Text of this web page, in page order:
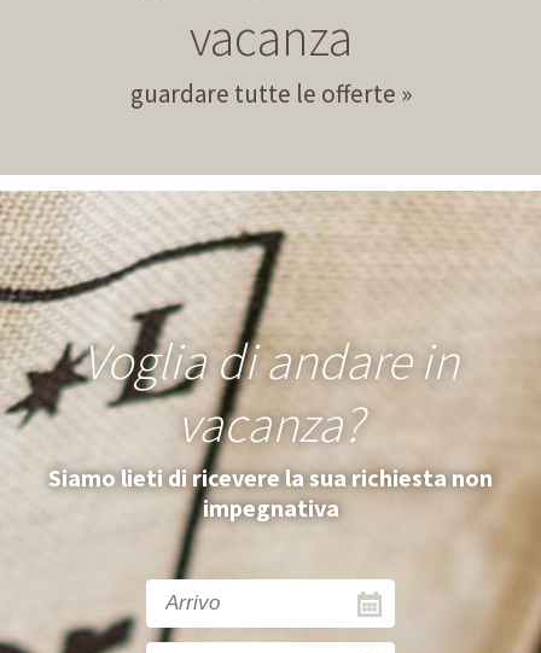
vacanza
guardare tutte le offerte
Voglia di andare in
vacanza?
Siamo lieti di ricevere la sua richiesta non
impegnativa